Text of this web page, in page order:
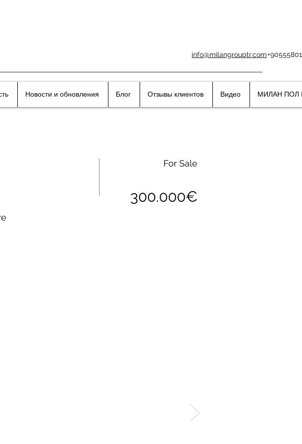
info@milangrouptr.com
Новости и обновления Блог Отзывы клиентов Видео МИЛАН ПОЛ
For Sale
300.000€